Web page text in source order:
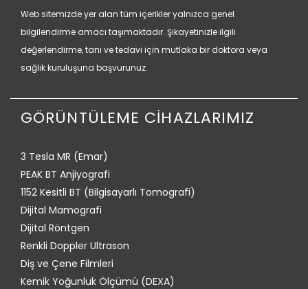
Web sitemizde yer alan tüm içerikler yalnızca genel
bilgilendirme amacı taşımaktadır. Şikayetinizle ilgili
değerlendirme, tanı ve tedavi için mutlaka bir doktora veya
sağlık kuruluşuna başvurunuz.
GÖRÜNTÜLEME CİHAZLARIMIZ
3 Tesla MR (Emar)
PEAK BT Anjiyografi
1152 Kesitli BT (Bilgisayarlı Tomografi)
Dijital Mamografi
Dijital Röntgen
Renkli Doppler Ultrason
Diş ve Çene Filmleri
Kemik Yoğunluk Ölçümü (DEXA)